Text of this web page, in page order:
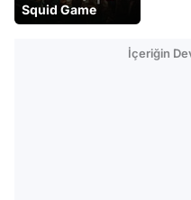
Squid Game
İçeriğin